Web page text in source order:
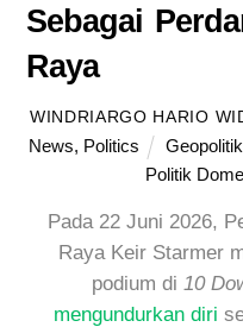
Sebagai
Raya
WINDRIARGO HARIO
News, Politics Geopolitik
Politik
Pada 22 Juni 2026,
Raya Keir Starmer
podium di 10
mengundurkan diri